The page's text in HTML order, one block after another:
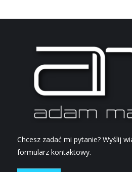
Chcesz zadać mi pytanie? Wyślij
formularz kontaktowy.